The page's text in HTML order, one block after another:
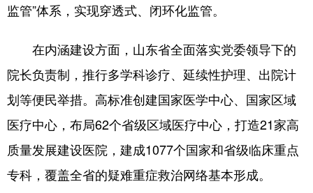
监管”体系，实现穿透式、闭环化监管。
在内涵建设方面，山东省全面落实党委领导下的
院长负责制，推行多学科诊疗、延续性护理、出院计
划等便民举措。高标准创建国家医学中心、国家区域
医疗中心，布局62个省级区域医疗中心，打造21家高
质量发展建设医院，建成1077个国家和省级临床重点
专科，覆盖全省的疑难重症救治网络基本形成。